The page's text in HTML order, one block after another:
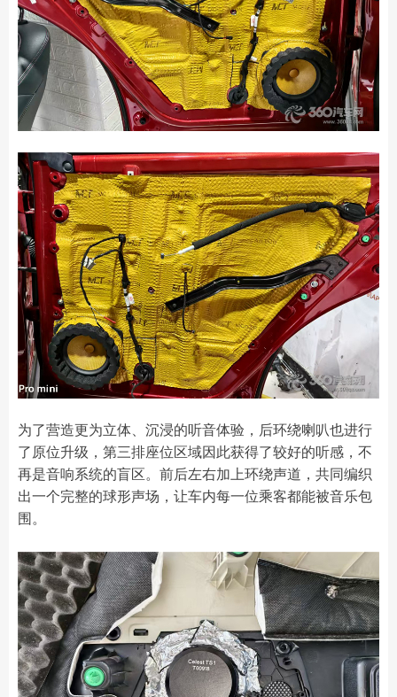
为了营造更为立体、沉浸的听音体验，后环绕喇叭也进行
了原位升级，第三排座位区域因此获得了较好的听感，不
再是音响系统的盲区。前后左右加上环绕声道，共同编织
出一个完整的球形声场，让车内每一位乘客都能被音乐包
围。